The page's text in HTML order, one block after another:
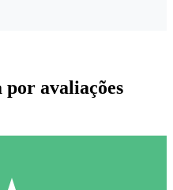
por avaliações